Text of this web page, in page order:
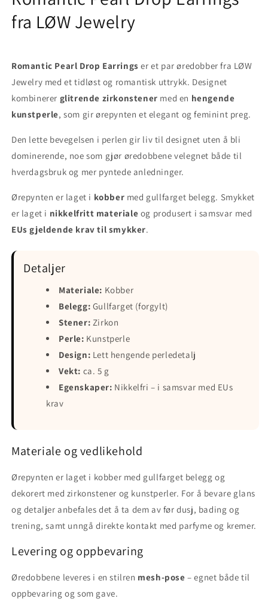
fra LØW Jewelry
Romantic Pearl Drop Earrings er et par øredobber fra LØW
Jewelry med et tidløst og romantisk uttrykk. Designet
kombinerer glitrende zirkonstener med en hengende
kunstperle, som gir ørepynten et elegant og feminint preg.
Den lette bevegelsen i perlen gir liv til designet uten å bli
dominerende, noe som gjør øredobbene velegnet både til
hverdagsbruk og mer pyntede anledninger.
Ørepynten er laget i kobber med gullfarget belegg. Smykket
er laget i nikkelfritt materiale og produsert i samsvar med
EUs gjeldende krav til smykker.
Detaljer
Materiale: Kobber
Belegg: Gullfarget (forgylt)
Stener: Zirkon
Perle: Kunstperle
Design: Lett hengende perledetalj
Vekt: ca. 5 g
Egenskaper: Nikkelfri – i samsvar med EUs
krav
Materiale og vedlikehold
Ørepynten er laget i kobber med gullfarget belegg og
dekorert med zirkonstener og kunstperler. For å bevare glans
og detaljer anbefales det å ta dem av før dusj, bading og
trening, samt unngå direkte kontakt med parfyme og kremer.
Levering og oppbevaring
Øredobbene leveres i en stilren mesh-pose – egnet både til
oppbevaring og som gave.